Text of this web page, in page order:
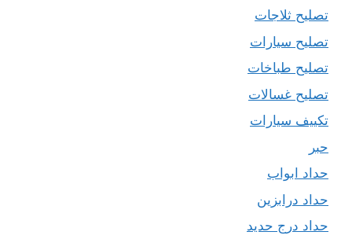
تصليح ثلاجات
تصليح سيارات
تصليح طباخات
تصليح غسالات
تكييف سيارات
حبر
حداد ابواب
حداد درابزين
حداد درج حديد